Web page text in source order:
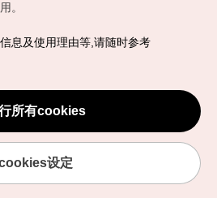
展局版权所有
。
息及使用理由等,请随时参考
所有cookies
设定